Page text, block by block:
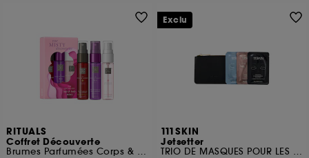
RITUALS
Coffret Découverte
Brumes Parfumées Corps & Cheveux
111SKIN
Jetsetter
TRIO DE MASQUES POUR LES YEUX
Exclu